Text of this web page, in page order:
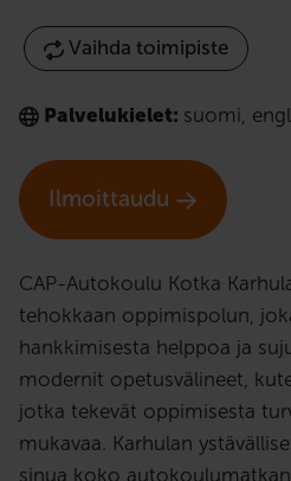
Vaihda toimipiste
Palvelukielet: suomi
Ilmoittaudu
CAP-Autokoulu Kotka
tehokkaan oppimispolun,
hankkimisesta helppoa ja
modernit opetusvälineet,
jotka tekevät oppimisesta
mukavaa. Karhulan
sinua koko